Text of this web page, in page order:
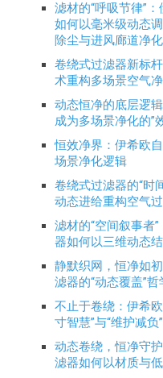
滤材的“呼吸节律”
如何以毫米级动态
除尘与进风廊道净
卷绕式过滤器新标
术重构多场景空气
动态恒净的底层逻
成为多场景净化的”
恒效净界：伊希欧
场景净化逻辑
卷绕式过滤器的“时
动态进给重构空气
滤材的“空间叙事者
器如何以三维动态
静默织网，恒净如
滤器的“动态覆盖”哲
不止于卷绕：伊希
寸智慧”与“维护减负
动态卷绕，恒净守
滤器如何以材质与